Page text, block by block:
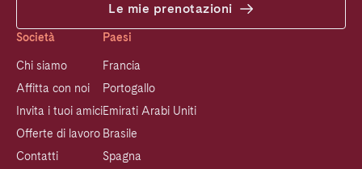
Le mie prenotazioni
Società
Chi siamo
Affitta con noi
Invita i tuoi amici
Offerte di lavoro
Contatti
Paesi
Francia
Portogallo
Emirati Arabi Uniti
Brasile
Spagna